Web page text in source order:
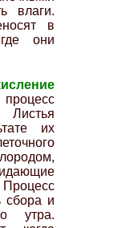
влаги.
в
они
их
сбора и
утра.